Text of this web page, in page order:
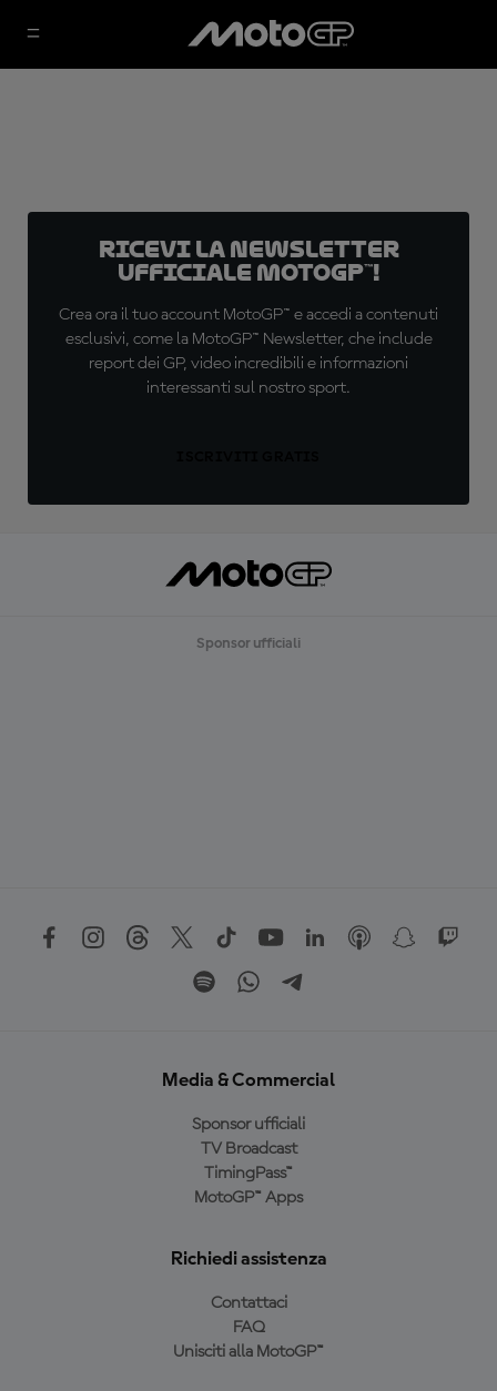
Ricevi la newsletter
ufficiale MotoGP™!
Crea ora il tuo account MotoGP™ e accedi a contenuti
esclusivi, come la MotoGP™ Newsletter, che include
report dei GP, video incredibili e informazioni
interessanti sul nostro sport.
Sponsor ufficiali
Media & Commercial
Sponsor ufficiali
TV Broadcast
TimingPass™
MotoGP™ Apps
Richiedi assistenza
Contattaci
FAQ
Unisciti alla MotoGP™